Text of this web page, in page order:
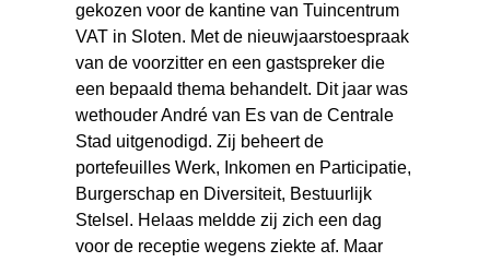
gekozen voor de kantine van Tuincentrum
VAT in Sloten. Met de nieuwjaarstoespraak
van de voorzitter en een gastspreker die
een bepaald thema behandelt. Dit jaar was
wethouder André van Es van de Centrale
Stad uitgenodigd. Zij beheert de
portefeuilles Werk, Inkomen en Participatie,
Burgerschap en Diversiteit, Bestuurlijk
Stelsel. Helaas meldde zij zich een dag
voor de receptie wegens ziekte af. Maar